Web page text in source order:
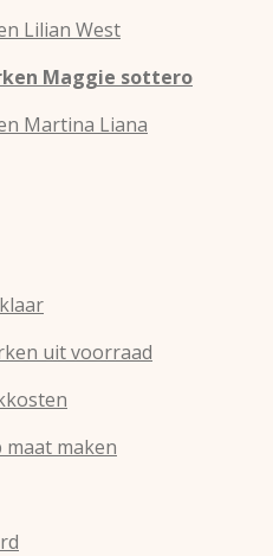
Lilian West
Maggie sottero
Martina Liana
uit voorraad
maken